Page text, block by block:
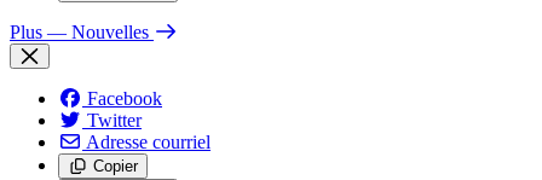
Plus — Nouvelles
Facebook
Twitter
Adresse courriel
Copier